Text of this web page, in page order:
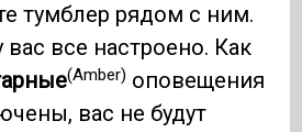
тумблер рядом с ним.
вас все настроено. Как
(Amber) оповещения
вас не будут